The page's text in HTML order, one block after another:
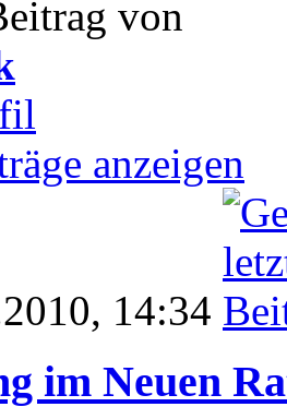
von
anzeigen
14:34
im Neuen